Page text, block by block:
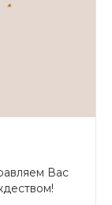
Вас